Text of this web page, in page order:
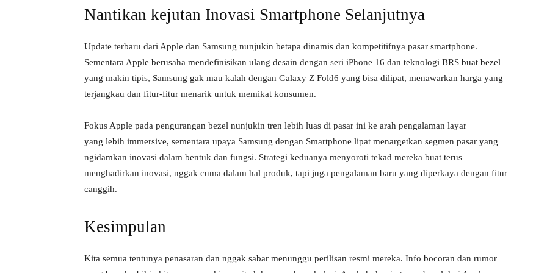
Nantikan kejutan Inovasi Smartphone Selanjutnya
Update terbaru dari Apple dan Samsung nunjukin betapa dinamis dan kompetitifnya pasar smartphone.
Sementara Apple berusaha mendefinisikan ulang desain dengan seri iPhone 16 dan teknologi BRS buat bezel
yang makin tipis, Samsung gak mau kalah dengan Galaxy Z Fold6 yang bisa dilipat, menawarkan harga yang
terjangkau dan fitur-fitur menarik untuk memikat konsumen.
Fokus Apple pada pengurangan bezel nunjukin tren lebih luas di pasar ini ke arah pengalaman layar
yang lebih immersive, sementara upaya Samsung dengan Smartphone lipat menargetkan segmen pasar yang
ngidamkan inovasi dalam bentuk dan fungsi. Strategi keduanya menyoroti tekad mereka buat terus
menghadirkan inovasi, nggak cuma dalam hal produk, tapi juga pengalaman baru yang diperkaya dengan fitur
canggih.
Kesimpulan
Kita semua tentunya penasaran dan nggak sabar menunggu perilisan resmi mereka. Info bocoran dan rumor